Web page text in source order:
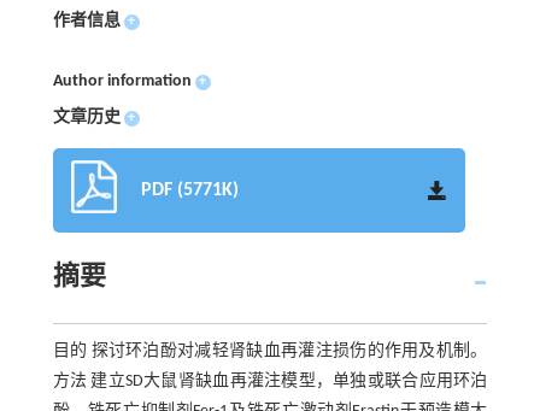
作者信息 +
Author information +
文章历史 +
PDF (5771K)
摘要
目的 探讨环泊酚对减轻肾缺血再灌注损伤的作用及机制。
方法 建立SD大鼠肾缺血再灌注模型，单独或联合应用环泊